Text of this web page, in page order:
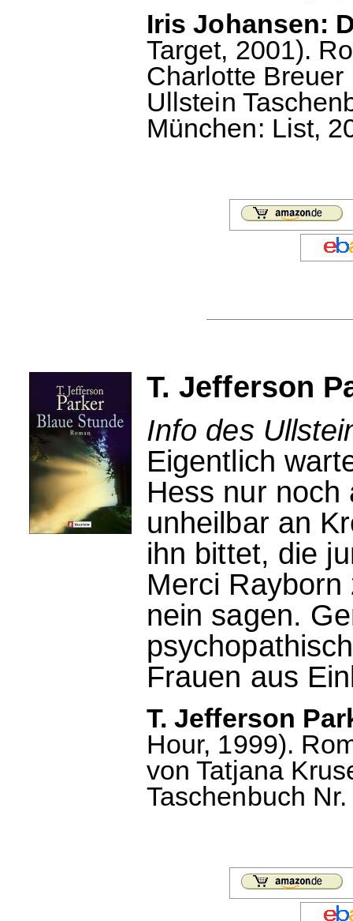
Iris Johansen:
Target, 2001).
Charlotte
Ullstein
München: List,
T. Jefferson
Info des
Eigentlich
Hess nur noch
unheilbar an
ihn bittet, die
Merci
nein sagen.
Frauen aus
T. Jefferson
Hour, 1999).
von Tatjana
Taschenbuch